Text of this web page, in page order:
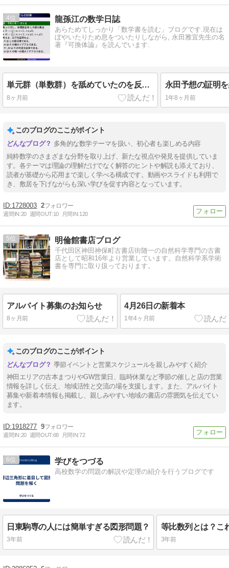
4 龍孫江の数学日誌
あらためてしっかり「数学書を読む」ブログです.現在は
ぼやいたりため息をついたりしながら, 永田雅宜先生の名
著『可換体論』を読んでいます.
単元群（単数群）を舐めていたのを反省した話
8ヶ月前 1年8ヶ月前
このブログのここがポイント
多角的な数学テーマを扱い、初心者も楽しめる内容
純粋数学のさまざまな分野を取り上げ、新たな視点や発見を提供していま
す。各テーマは理論の理解だけでなく解答のヒントや解説も添えており、
読者が基礎から応用まで楽しく学べる構成です。動画やスライドも利用で
き、敷居を下げながらも深い学びを促す内容となっています。
1728003 2
週間IN:20 週間OUT:10 月間IN:120
5 明倫館書店ブログ
千代田区神田神保町古書店街随一の自然科学専門の古書
店として昭和16年より営業しています。自然科学系学術
書を専門に取り扱っております。
アルバイト募集のお知らせ
8ヶ月前
4月26日の新着本
1年4ヶ月前
このブログのここがポイント
季節イベントと営業スケジュールを親しみやすく紹介
神田エリアの古本まつりやGW営業日、臨時休業など季節の催しと店の営業
情報を詳しく伝え、地域活性と交流の場を支援します。また、アルバイト
募集や新着本情報も掲載し、親しみやすい地域の書店の雰囲気を伝えてい
ます。
1918277 9
週間IN:20 週間OUT:68 月間IN:72
6 学びをつづる
高校数学の問題の解説や定理の紹介を行うブログです
日東駒専の人には簡単すぎる図形問題？
3年前
等比数列とは？こ
3年前